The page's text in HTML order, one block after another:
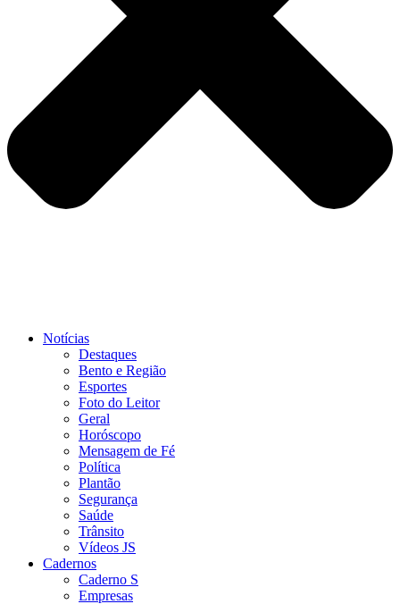
Notícias
Destaques
Bento e Região
Esportes
Foto do Leitor
Geral
Horóscopo
Mensagem de Fé
Política
Plantão
Segurança
Saúde
Trânsito
Vídeos JS
Cadernos
Caderno S
Empresas